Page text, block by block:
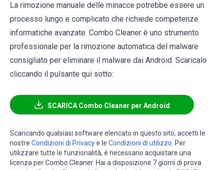
La rimozione manuale delle minacce potrebbe essere un
processo lungo e complicato che richiede competenze
informatiche avanzate. Combo Cleaner è uno strumento
professionale per la rimozione automatica del malware
consigliato per eliminare il malware dai Android. Scaricalo
cliccando il pulsante qui sotto:
SCARICA Combo Cleaner per Android
Scaricando qualsiasi software elencato in questo sito, accetti le
nostre Condizioni di Privacye le Condizioni di utilizzo. Per
utilizzare tutte le funzionalità, è necessario acquistare una
licenza per Combo Cleaner. Hai a disposizione 7 giorni di prova